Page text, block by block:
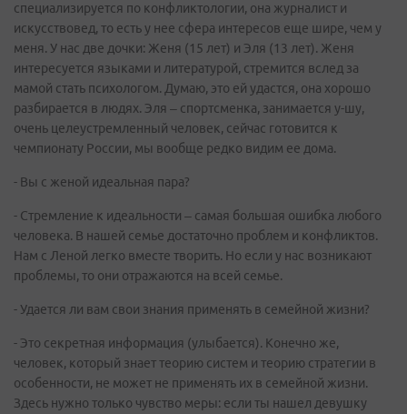
специализируется по конфликтологии, она журналист и
искусствовед, то есть у нее сфера интересов еще шире, чем у
меня. У нас две дочки: Женя (15 лет) и Эля (13 лет). Женя
интересуется языками и литературой, стремится вслед за
мамой стать психологом. Думаю, это ей удастся, она хорошо
разбирается в людях. Эля – спортсменка, занимается у-шу,
очень целеустремленный человек, сейчас готовится к
чемпионату России, мы вообще редко видим ее дома.
- Вы с женой идеальная пара?
- Стремление к идеальности – самая большая ошибка любого
человека. В нашей семье достаточно проблем и конфликтов.
Нам с Леной легко вместе творить. Но если у нас возникают
проблемы, то они отражаются на всей семье.
- Удается ли вам свои знания применять в семейной жизни?
- Это секретная информация (улыбается). Конечно же,
человек, который знает теорию систем и теорию стратегии в
особенности, не может не применять их в семейной жизни.
Здесь нужно только чувство меры: если ты нашел девушку